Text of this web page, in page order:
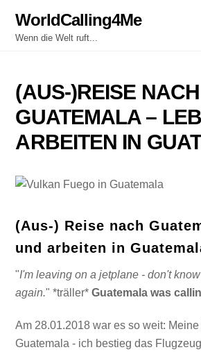
content
WorldCalling4Me
Wenn die Welt ruft...
(AUS-)REISE NACH
GUATEMALA –
ARBEITEN IN
(Aus-) Reise nach
und arbeiten in
"I'm leaving on a jetplane - don't
again." *träller*Guatemala was
Am 28.01.2018 war es so weit:
Guatemala - ich bestieg das